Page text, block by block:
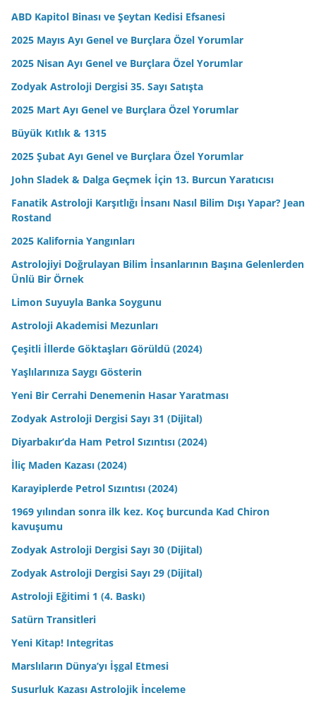
ABD Kapitol Binası ve Şeytan Kedisi Efsanesi
2025 Mayıs Ayı Genel ve Burçlara Özel Yorumlar
2025 Nisan Ayı Genel ve Burçlara Özel Yorumlar
Zodyak Astroloji Dergisi 35. Sayı Satışta
2025 Mart Ayı Genel ve Burçlara Özel Yorumlar
Büyük Kıtlık & 1315
2025 Şubat Ayı Genel ve Burçlara Özel Yorumlar
John Sladek & Dalga Geçmek İçin 13. Burcun Yaratıcısı
Fanatik Astroloji Karşıtlığı İnsanı Nasıl Bilim Dışı Yapar? Jean
Rostand
2025 Kalifornia Yangınları
Astrolojiyi Doğrulayan Bilim İnsanlarının Başına Gelenlerden
Ünlü Bir Örnek
Limon Suyuyla Banka Soygunu
Astroloji Akademisi Mezunları
Çeşitli İllerde Göktaşları Görüldü (2024)
Yaşlılarınıza Saygı Gösterin
Yeni Bir Cerrahi Denemenin Hasar Yaratması
Zodyak Astroloji Dergisi Sayı 31 (Dijital)
Diyarbakır’da Ham Petrol Sızıntısı (2024)
İliç Maden Kazası (2024)
Karayiplerde Petrol Sızıntısı (2024)
1969 yılından sonra ilk kez. Koç burcunda Kad Chiron
kavuşumu
Zodyak Astroloji Dergisi Sayı 30 (Dijital)
Zodyak Astroloji Dergisi Sayı 29 (Dijital)
Astroloji Eğitimi 1 (4. Baskı)
Satürn Transitleri
Yeni Kitap! Integritas
Marslıların Dünya’yı İşgal Etmesi
Susurluk Kazası Astrolojik İnceleme